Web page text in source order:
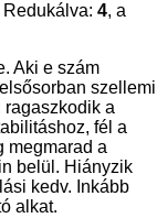
4, a
Aki e szám
szellemi
ragaszkodik a
fél a
megmarad a
belül. Hiányzik
kedv. Inkább
alkat.